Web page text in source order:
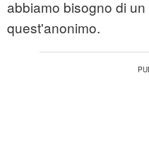
abbiamo bisogno di
quest'anonimo.